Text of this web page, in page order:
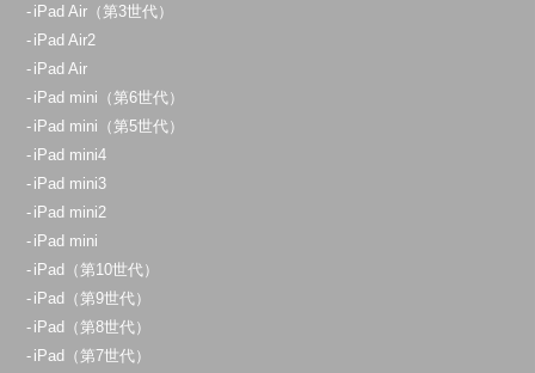
iPad Air（第3世代）
iPad Air2
iPad Air
iPad mini（第6世代）
iPad mini（第5世代）
iPad mini4
iPad mini3
iPad mini2
iPad mini
iPad（第10世代）
iPad（第9世代）
iPad（第8世代）
iPad（第7世代）